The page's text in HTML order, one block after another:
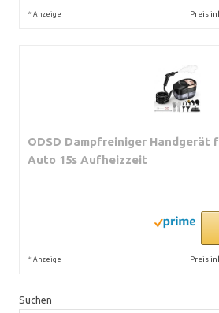
* Anzeige Preis
ODSD Dampfreiniger Handgerät
Auto 15s Aufheizzeit
* Anzeige Preis
Suchen